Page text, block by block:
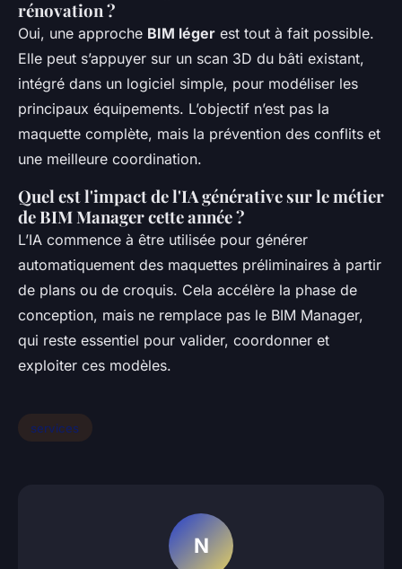
rénovation ?
Oui, une approche BIM léger est tout à fait possible.
Elle peut s’appuyer sur un scan 3D du bâti existant,
intégré dans un logiciel simple, pour modéliser les
principaux équipements. L’objectif n’est pas la
maquette complète, mais la prévention des conflits et
une meilleure coordination.
Quel est l'impact de l'IA générative sur le métier
de BIM Manager cette année ?
L’IA commence à être utilisée pour générer
automatiquement des maquettes préliminaires à partir
de plans ou de croquis. Cela accélère la phase de
conception, mais ne remplace pas le BIM Manager,
qui reste essentiel pour valider, coordonner et
exploiter ces modèles.
services
N